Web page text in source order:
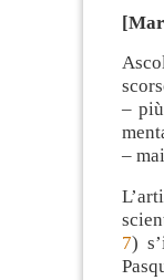
–
–
7)